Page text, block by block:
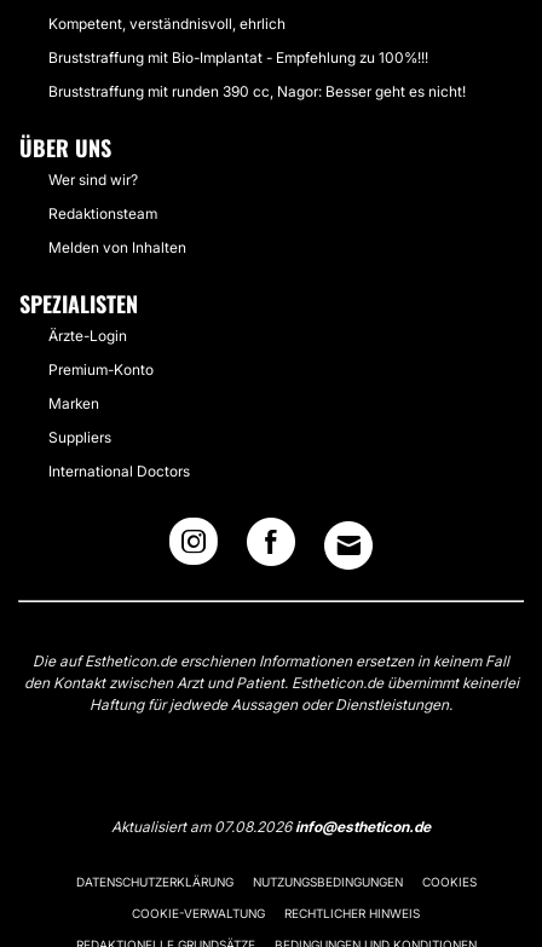
Kompetent, verständnisvoll, ehrlich
Bruststraffung mit Bio-Implantat - Empfehlung zu 100%!!!
Bruststraffung mit runden 390 cc, Nagor: Besser geht es nicht!
ÜBER UNS
Wer sind wir?
Redaktionsteam
Melden von Inhalten
SPEZIALISTEN
Ärzte-Login
Premium-Konto
Marken
Suppliers
International Doctors
Die auf Estheticon.de erschienen Informationen ersetzen in keinem Fall
den Kontakt zwischen Arzt und Patient. Estheticon.de übernimmt keinerlei
Haftung für jedwede Aussagen oder Dienstleistungen.
Aktualisiert am 07.08.2026info@estheticon.de
DATENSCHUTZERKLÄRUNG NUTZUNGSBEDINGUNGEN COOKIES
COOKIE-VERWALTUNG RECHTLICHER HINWEIS